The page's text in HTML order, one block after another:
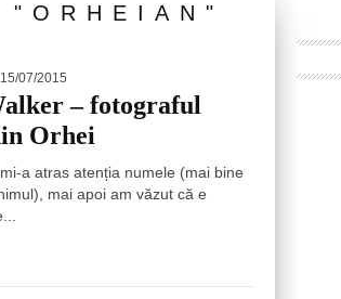
07/2015
– fotograful
Orhei
a atras atenția numele (mai bine
mai apoi am văzut că e